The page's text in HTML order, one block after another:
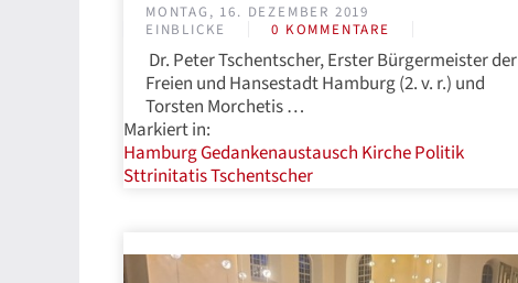
MONTAG, 16. DEZEMBER 2019
EINBLICKE
0 KOMMENTARE
Dr. Peter Tschentscher, Erster Bürgermeister der
Freien und Hansestadt Hamburg (2. v. r.) und
Torsten Morchetis …
Markiert in:
HamburgGedankenaustausch KirchePolitik
SttrinitatisTschentscher